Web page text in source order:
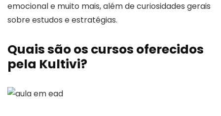
emocional e muito mais, além de curiosidades gerais
sobre estudos e estratégias.
Quais são os cursos oferecidos
pela Kultivi?